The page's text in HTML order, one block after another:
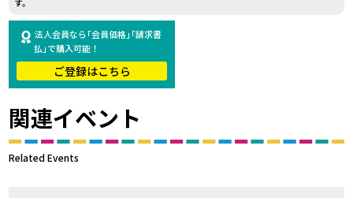
す。
法人会員なら｢会員価格｣｢請求書
払｣で購入可能！
ご登録はこちら
関連イベント
Related Events